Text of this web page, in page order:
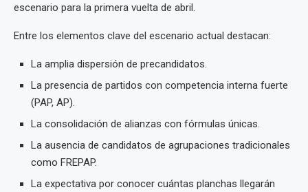
escenario para la primera vuelta de abril.
Entre los elementos clave del escenario actual destacan:
La amplia dispersión de precandidatos.
La presencia de partidos con competencia interna fuerte
(PAP, AP).
La consolidación de alianzas con fórmulas únicas.
La ausencia de candidatos de agrupaciones tradicionales
como FREPAP.
La expectativa por conocer cuántas planchas llegarán